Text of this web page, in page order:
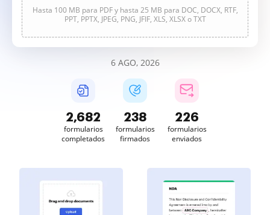
Hasta 100 MB para PDF y hasta 25 MB para DOC, DOCX, RTF,
PPT, PPTX, JPEG, PNG, JFIF, XLS, XLSX o TXT
6 AGO, 2026
2,683
formularios
completados
238
formularios
firmados
226
formularios
enviados